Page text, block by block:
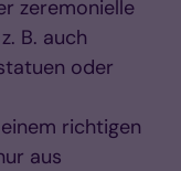
zeremonielle
B. auch
oder
richtigen
aus